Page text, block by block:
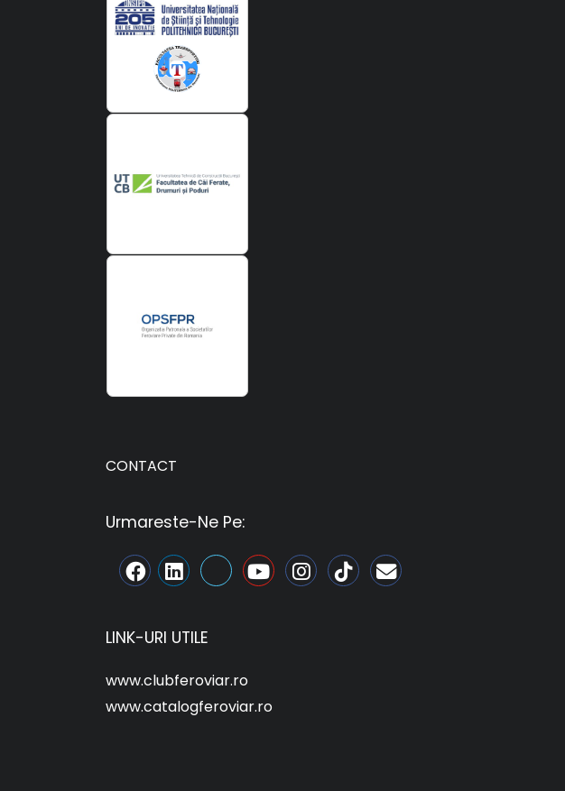
CONTACT
Urmareste-Ne Pe:
LINK-URI UTILE
www.clubferoviar.ro
www.catalogferoviar.ro